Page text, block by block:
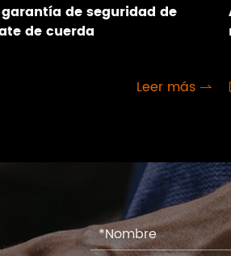
de seguridad de
de cuerda
Leer más 